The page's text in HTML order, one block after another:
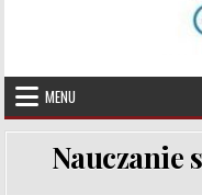
UKS Hubal
MENU
Nauczanie